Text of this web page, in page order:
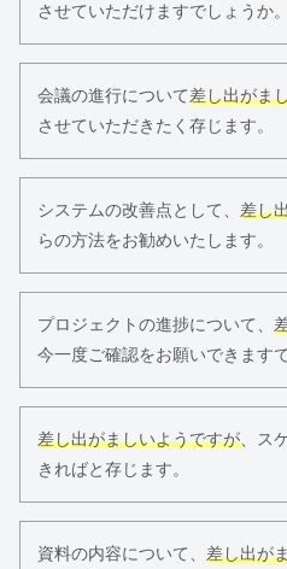
させていただけますでしょうか。
会議の進行について差し出がま
させていただきたく存じます。
システムの改善点として、 差し
らの方法をお勧めいたします。
プロジェクトの進捗について、
今一度ご確認をお願いできます
差し出がましいようですが、ス
きればと存じます。
資料の内容について、 差し出が